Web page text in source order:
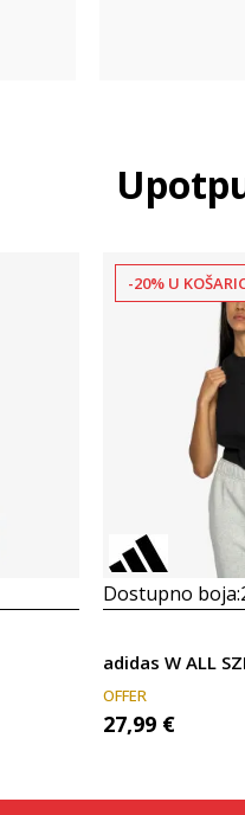
-20% U
Dostupno boja:
adidas W ALL
OFFER
27,99 €